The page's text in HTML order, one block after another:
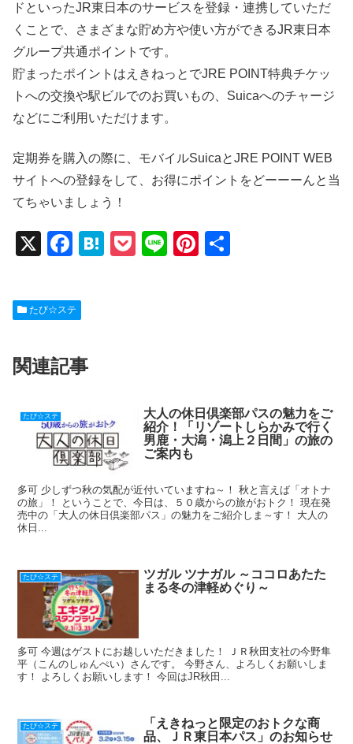
ドといったJR東日本のサービスを登録・連携していただ
くことで、さまざまな貯め方や使い方ができるJR東日本
グループ共通ポイントです。
貯まったポイントはえきねっとでJRE POINT特典チケッ
トへの交換や駅ビルでのお買いもの、Suicaへのチャージ
などにご利用いただけます。
定期券を購入の際に、モバイルSuicaとJRE POINT WEB
サイトへの登録をして、お得にポイントをどーーーんと当
てちゃいましょう！
X
F
c
e
o
k
H
P
Li
Pi
たび☆ステ
関連記事
たび☆ステ
大人の休日倶楽部パスの魅力をご
紹介！「リゾートしらかみで行く
男鹿・大潟・潟上２日間」の旅の
ご案内も
多可 少しずつ秋の気配が近付いていますね～！ 秋と言えば「オトナ
の旅」！ ということで、今日は、５０歳からの旅がおトク！ 現在発
売中の「大人の休日倶楽部パス」の魅力をご紹介しま～す！ 大人の
休日...
たび☆ステ
ツガル ツナガル ～ココロあたた
まる冬の津軽めぐり～
多可 今週はゲストにお越しいただきました！ ＪＲ秋田支社の今野隼
平（こんのしゅんぺい）さんです。 今野さん、よろしくお願いしま
す！ よろしくお願いします！ 今回はJR秋田...
たび☆ステ
「えきねっと限定のおトクな商
品、ＪＲ東日本パス」のお知らせ